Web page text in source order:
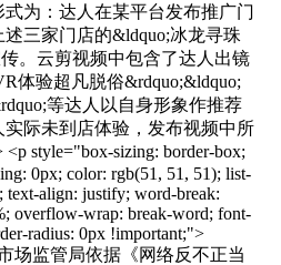
为：达人在某平台发布推广门
三家门店的&ldquo;冰龙寻珠
。云剪视频中包含了达人出镜
体验超凡脱俗&rdquo;&ldquo;
等达人以自身形象作推荐
际未到店体验，发布视频中所
style="box-sizing: border-box;
0px; color: rgb(51, 51, 51); list-
text-align: justify; word-break:
overflow-wrap: break-word; font-
radius: 0px !important;">
场监管局依据《网络反不正当